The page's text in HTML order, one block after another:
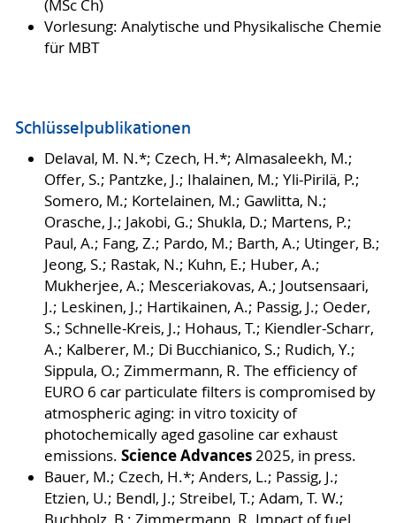
(MSc Ch)
Vorlesung: Analytische und Physikalische Chemie
für MBT
Schlüsselpublikationen
Delaval, M. N.*; Czech, H.*; Almasaleekh, M.;
Offer, S.; Pantzke, J.; Ihalainen, M.; Yli-Pirilä, P.;
Somero, M.; Kortelainen, M.; Gawlitta, N.;
Orasche, J.; Jakobi, G.; Shukla, D.; Martens, P.;
Paul, A.; Fang, Z.; Pardo, M.; Barth, A.; Utinger, B.;
Jeong, S.; Rastak, N.; Kuhn, E.; Huber, A.;
Mukherjee, A.; Mesceriakovas, A.; Joutsensaari,
J.; Leskinen, J.; Hartikainen, A.; Passig, J.; Oeder,
S.; Schnelle-Kreis, J.; Hohaus, T.; Kiendler-Scharr,
A.; Kalberer, M.; Di Bucchianico, S.; Rudich, Y.;
Sippula, O.; Zimmermann, R. The efficiency of
EURO 6 car particulate filters is compromised by
atmospheric aging: in vitro toxicity of
photochemically aged gasoline car exhaust
emissions. Science Advances2025, in press.
Bauer, M.; Czech, H.*; Anders, L.; Passig, J.;
Etzien, U.; Bendl, J.; Streibel, T.; Adam, T. W.;